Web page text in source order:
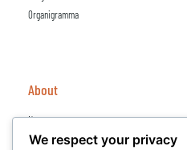
Organigramma
About
News
Sponsor
We respect your privacy